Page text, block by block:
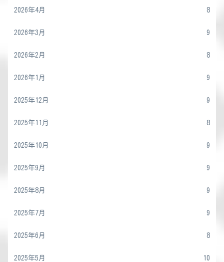
2026年4月 8
2026年3月 9
2026年2月 8
2026年1月 9
2025年12月 9
2025年11月 8
2025年10月 9
2025年9月 9
2025年8月 9
2025年7月 9
2025年6月 8
2025年5月 10